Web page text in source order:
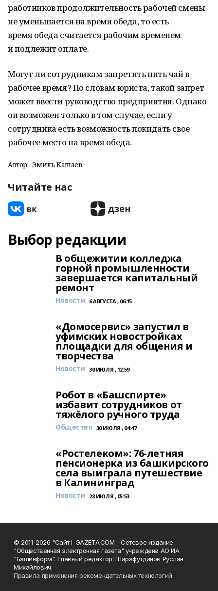
работников продолжительность рабочей смены
не уменьшается на время обеда, то есть
время обеда считается рабочим временем
и подлежит оплате.
Могут ли сотрудникам запретить пить чай в
рабочее время? По словам юриста, такой запрет
может ввести руководство предприятия. Однако
он возможен только в том случае, если у
сотрудника есть возможность покидать свое
рабочее место на время обеда.
Автор: Эмиль Кашаев
Читайте нас
Выбор редакции
В общежитии колледжа
горной промышленности
завершается капитальный
ремонт
Новости 6 АВГУСТА , 06:15
«Домосервис» запустил в
уфимских новостройках
площадки для общения и
творчества
Новости 30 ИЮЛЯ , 12:59
Робот в «Башспирте»
избавит сотрудников от
тяжёлого ручного труда
Общество 30 ИЮЛЯ , 04:47
«Ростелеком»: 76-летняя
пенсионерка из башкирского
села выиграла путешествие
в Калининград
Новости 28 ИЮЛЯ , 05:53
© 2011-2026 "Сайт I-GAZETA.COM - Сетевое издание
"Общественная электронная газета" учреждена АО ИА
"Башинформ". Главный редактор: Шарафутдинов Руслан
Михайлович.
Правила применения рекомендательных технологий